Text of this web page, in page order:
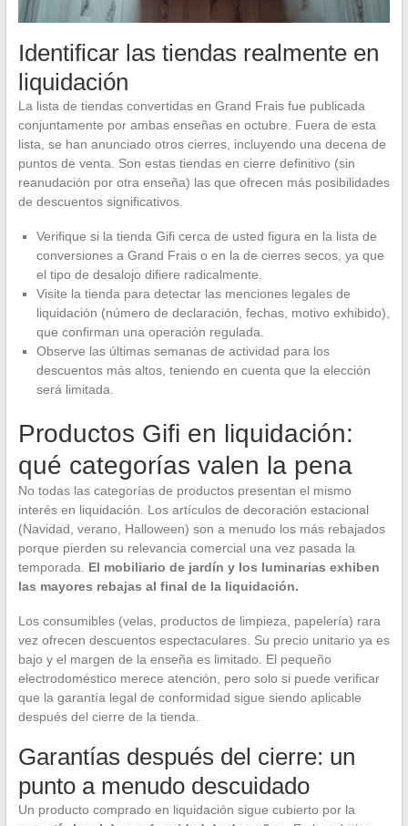
Identificar las tiendas realmente en
liquidación
La lista de tiendas convertidas en Grand Frais fue publicada
conjuntamente por ambas enseñas en octubre. Fuera de esta
lista, se han anunciado otros cierres, incluyendo una decena de
puntos de venta. Son estas tiendas en cierre definitivo (sin
reanudación por otra enseña) las que ofrecen más posibilidades
de descuentos significativos.
Verifique si la tienda Gifi cerca de usted figura en la lista de
conversiones a Grand Frais o en la de cierres secos, ya que
el tipo de desalojo difiere radicalmente.
Visite la tienda para detectar las menciones legales de
liquidación (número de declaración, fechas, motivo exhibido),
que confirman una operación regulada.
Observe las últimas semanas de actividad para los
descuentos más altos, teniendo en cuenta que la elección
será limitada.
Productos Gifi en liquidación:
qué categorías valen la pena
No todas las categorías de productos presentan el mismo
interés en liquidación. Los artículos de decoración estacional
(Navidad, verano, Halloween) son a menudo los más rebajados
porque pierden su relevancia comercial una vez pasada la
temporada. El mobiliario de jardín y los luminarias exhiben
las mayores rebajas al final de la liquidación.
Los consumibles (velas, productos de limpieza, papelería) rara
vez ofrecen descuentos espectaculares. Su precio unitario ya es
bajo y el margen de la enseña es limitado. El pequeño
electrodoméstico merece atención, pero solo si puede verificar
que la garantía legal de conformidad sigue siendo aplicable
después del cierre de la tienda.
Garantías después del cierre: un
punto a menudo descuidado
Un producto comprado en liquidación sigue cubierto por la